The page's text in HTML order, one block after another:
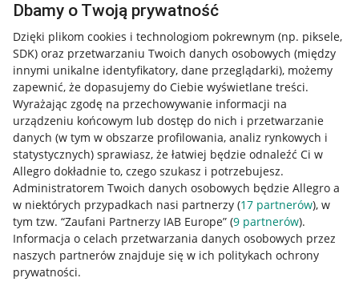
Dbamy o Twoją prywatność
Dzięki plikom cookies i technologiom pokrewnym (np. piksele,
SDK) oraz przetwarzaniu Twoich danych osobowych (między
innymi unikalne identyfikatory, dane przeglądarki), możemy
zapewnić, że dopasujemy do Ciebie wyświetlane treści.
Wyrażając zgodę na przechowywanie informacji na
urządzeniu końcowym lub dostęp do nich i przetwarzanie
danych (w tym w obszarze profilowania, analiz rynkowych i
statystycznych) sprawiasz, że łatwiej będzie odnaleźć Ci w
Allegro dokładnie to, czego szukasz i potrzebujesz.
Administratorem Twoich danych osobowych będzie Allegro a
w niektórych przypadkach nasi partnerzy (17 partnerów), w
tym tzw. “Zaufani Partnerzy IAB Europe” (9 partnerów).
Informacja o celach przetwarzania danych osobowych przez
naszych partnerów znajduje się w ich politykach ochrony
prywatności.
Przydatne informacje
Jak to działa